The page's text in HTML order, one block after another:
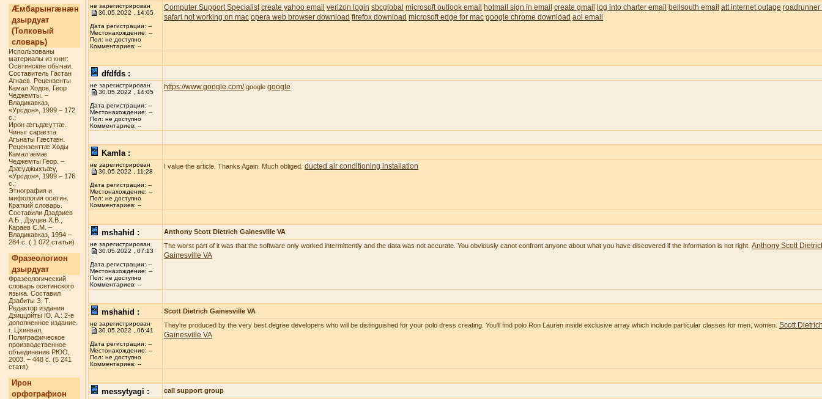
Æмбарынгæнæн
дзырдуат
(Толковый
словарь)
Использованы
материалы из книг:
Осетинские обычаи.
Составитель Гастан
Агнаев. Рецензенты
Камал Ходов, Геор
Чеджемты. –
Владикавказ,
«Урсдон», 1999 – 172
с.;
Ирон æгъдæуттæ.
Чиныг сарæзта
Агънаты Гæстæн.
Рецензенттæ Ходы
Камал æмæ
Чеджемты Геор. –
Дзæуджыхъæу,
«Урсдон», 1999 – 176
с.;
Этнография и
мифология осетин.
Краткий словарь.
Составили Дзадзиев
А.Б., Дзуцев Х.В.,
Караев С.М. –
Владикавказ, 1994 –
284 с. ( 1 072 статьи)
Фразеологион
дзырдуат
Фразеологический
словарь осетинского
языка. Составил
Дзабиты З. Т.
Редактор издания
Дзиццойты Ю. А.: 2-е
дополненное издание.
г. Цхинвал,
Полиграфическое
производственное
объединение РЮО,
2003. – 448 с. (5 241
статя)
Ирон
орфографион
не зарегистрирован
30.05.2022 , 14:05
Дата регистрации: --
Местонахождение: --
Пол: не доступно
Комментариев: --
Computer Support Specialist create yahoo email verizon login sbcglobal microsoft outlook email hotmail sign in email create gmail log into charter email bellsouth email att internet outage roadrunner
safari not working on mac opera web browser download firefox download microsoft edge for mac google chrome download aol email
dfdfds :
не зарегистрирован
30.05.2022 , 14:05
Дата регистрации: --
Местонахождение: --
Пол: не доступно
Комментариев: --
https://www.google.com/google google
Kamla :
не зарегистрирован
30.05.2022 , 11:28
Дата регистрации: --
Местонахождение: --
Пол: не доступно
Комментариев: --
I value the article. Thanks Again. Much obliged. ducted air conditioning installation
mshahid : Anthony Scott Dietrich Gainesville VA
не зарегистрирован
30.05.2022 , 07:13
Дата регистрации: --
Местонахождение: --
Пол: не доступно
Комментариев: --
The worst part of it was that the software only worked intermittently and the data was not accurate. You obviously canot confront anyone about what you have discovered if the information is not right. Anthony Scott
Gainesville VA
mshahid : Scott Dietrich Gainesville VA
не зарегистрирован
30.05.2022 , 06:41
Дата регистрации: --
Местонахождение: --
Пол: не доступно
Комментариев: --
They're produced by the very best degree developers who will be distinguished for your polo dress creating. You'll find polo Ron Lauren inside exclusive array which include particular classes for men, women. Scott
Gainesville VA
messytyagi : call support group